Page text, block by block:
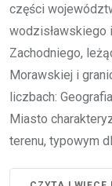
części
wodzisławskiego
Zachodniego,
Morawskiej i
liczbach:
Miasto
terenu, typowym